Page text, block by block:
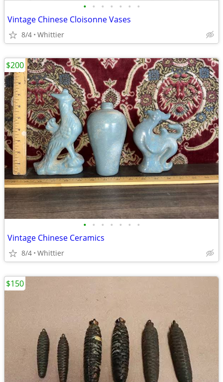
• • • • • • •
Vintage Chinese Cloisonne Vases
8/4 Whittier
• • • • • • •
Vintage Chinese Ceramics
8/4 Whittier
$200
$150